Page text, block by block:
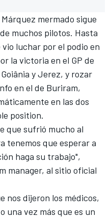
mermado sigue
muchos pilotos. Hasta
luchar por el podio en
la victoria en el GP de
y Jerez, y rozar
en el de Buriram,
en las dos
position.
que sufrió mucho al
tenemos que esperar a
haga su trabajo",
manager, al sitio oficial
nos dijeron los médicos,
una vez más que es un